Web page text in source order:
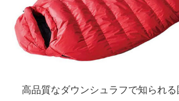
高品質なダウンシュラフで知られる